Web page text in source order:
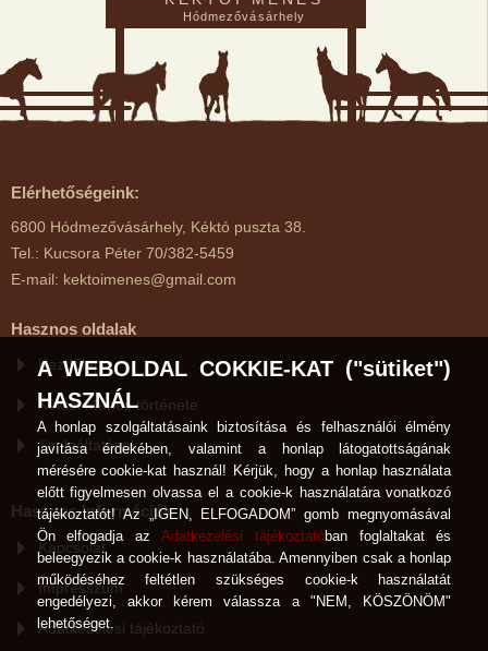
Hódmezővásárhely
Elérhetőségeink:
6800 Hódmezővásárhely, Kéktó puszta 38.
Tel.: Kucsora Péter 70/382-5459
E-mail: kektoimenes@gmail.com
Hasznos oldalak
Kezdőlap
Kéktói Ménes története
Szolgáltatások
Hasznos Információk
Kapcsolat
Impresszum
Adatkezelési tájékoztató
A WEBOLDAL COKKIE-KAT ("sütiket")
HASZNÁL
A honlap szolgáltatásaink biztosítása és felhasználói élmény
javítása érdekében, valamint a honlap látogatottságának
mérésére cookie-kat használ! Kérjük, hogy a honlap használata
előtt figyelmesen olvassa el a cookie-k használatára vonatkozó
tájékoztatót! Az „IGEN, ELFOGADOM” gomb megnyomásával
Ön elfogadja az Adatkezelési tájékoztatóban foglaltakat és
beleegyezik a cookie-k használatába. Amennyiben csak a honlap
működéséhez feltétlen szükséges cookie-k használatát
engedélyezi, akkor kérem válassza a "NEM, KÖSZÖNÖM"
lehetőséget.